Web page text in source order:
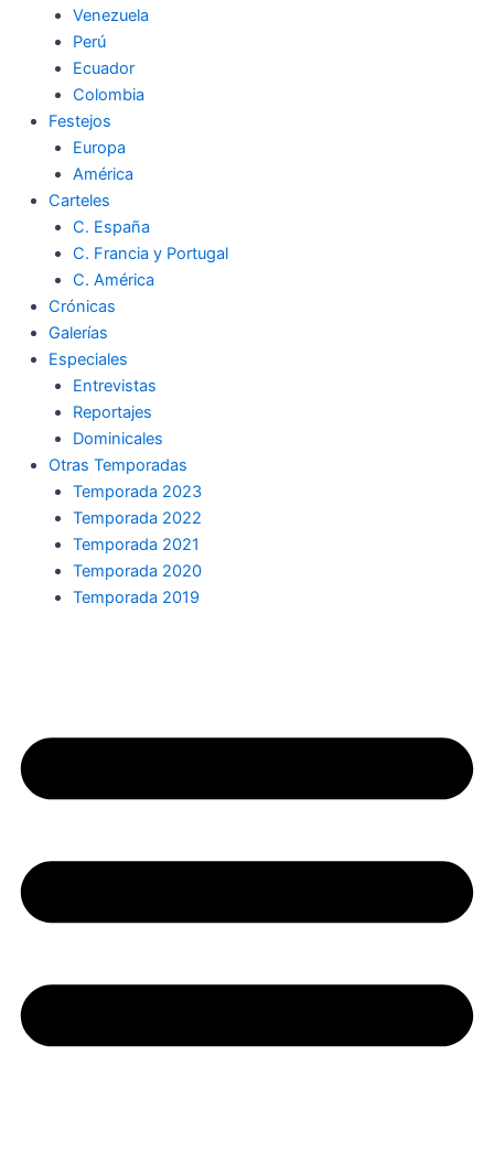
k
Venezuela
Perú
Ecuador
Colombia
Festejos
Europa
América
Carteles
C. España
C. Francia y Portugal
C. América
Crónicas
Galerías
Especiales
Entrevistas
Reportajes
Dominicales
Otras Temporadas
Temporada 2023
Temporada 2022
Temporada 2021
Temporada 2020
Temporada 2019